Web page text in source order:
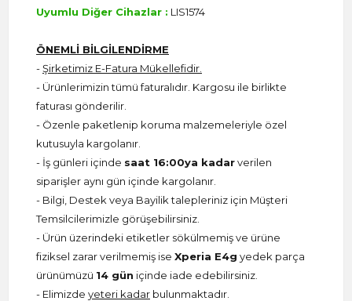
Uyumlu Diğer Cihazlar : LIS1574
ÖNEMLİ BİLGİLENDİRME
-Şirketimiz E-Fatura Mükellefidir.
- Ürünlerimizin tümü faturalıdır. Kargosu ile birlikte
faturası gönderilir.
- Özenle paketlenip koruma malzemeleriyle özel
kutusuyla kargolanır.
- İş günleri içinde saat 16:00ya kadarverilen
siparişler aynı gün içinde kargolanır.
- Bilgi, Destek veya Bayilik talepleriniz için Müşteri
Temsilcilerimizle görüşebilirsiniz.
- Ürün üzerindeki etiketler sökülmemiş ve ürüne
fiziksel zarar verilmemiş ise Xperia E4g yedek parça
ürünümüzü 14 gün içinde iade edebilirsiniz.
- Elimizde yeteri kadar bulunmaktadır.